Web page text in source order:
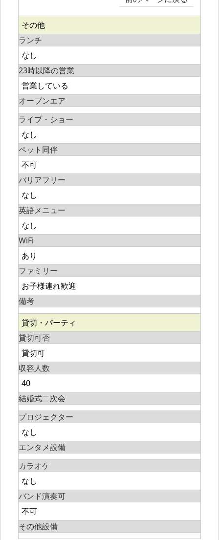
その他
ランチ
なし
23時以降の営業
営業している
オープンエア
ライブ・ショー
なし
ペット同伴
不可
バリアフリー
なし
英語メニュー
なし
WiFi
あり
ファミリー
お子様連れ歓迎
備考
貸切・パーティ
貸切可否
貸切可
収容人数
40
結婚式二次会
プロジェクター
なし
エンタメ設備
カラオケ
なし
バンド演奏可
不可
その他設備